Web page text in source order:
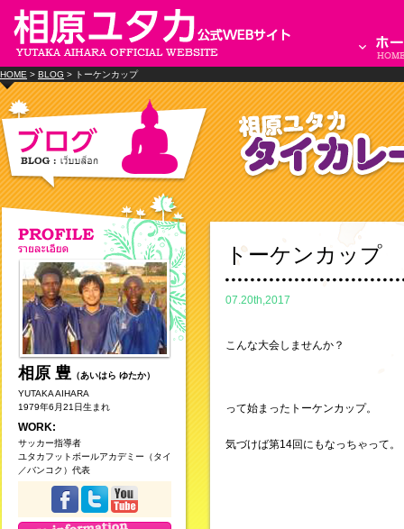
HOME > BLOG > トーケンカップ
相原 豊 （あいはら ゆたか）
YUTAKA AIHARA
1979年6月21日生まれ
WORK:
サッカー指導者
ユタカフットボールアカデミー（タイ
／バンコク）代表
トーケンカップ
07.20th,2017
こんな大会しませんか？
って始まったトーケンカップ。
気づけば第14回にもなっちゃって。